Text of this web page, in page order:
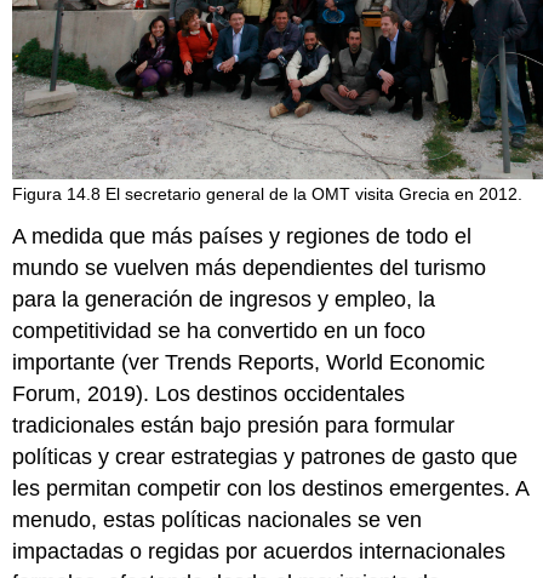
Figura 14.8 El secretario general de la OMT visita Grecia en 2012.
A medida que más países y regiones de todo el
mundo se vuelven más dependientes del turismo
para la generación de ingresos y empleo, la
competitividad se ha convertido en un foco
importante (ver Trends Reports, World Economic
Forum, 2019). Los destinos occidentales
tradicionales están bajo presión para formular
políticas y crear estrategias y patrones de gasto que
les permitan competir con los destinos emergentes. A
menudo, estas políticas nacionales se ven
impactadas o regidas por acuerdos internacionales